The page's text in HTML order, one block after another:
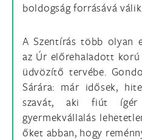
boldogság forrásává
A Szentírás több olyan
az Úr előrehaladott
üdvözítő tervébe.
Sárára: már idősek,
szavát, aki fiút
gyermekvállalás
őket abban, hogy